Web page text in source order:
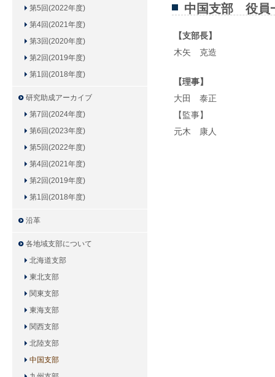
中国支部 役員
【支部長】
木矢 克造
【理事】
大田 泰正
【監事】
元木 康人
第5回(2022年度)
第4回(2021年度)
第3回(2020年度)
第2回(2019年度)
第1回(2018年度)
研究助成アーカイブ
第7回(2024年度)
第6回(2023年度)
第5回(2022年度)
第4回(2021年度)
第2回(2019年度)
第1回(2018年度)
沿革
各地域支部について
北海道支部
東北支部
関東支部
東海支部
関西支部
北陸支部
中国支部